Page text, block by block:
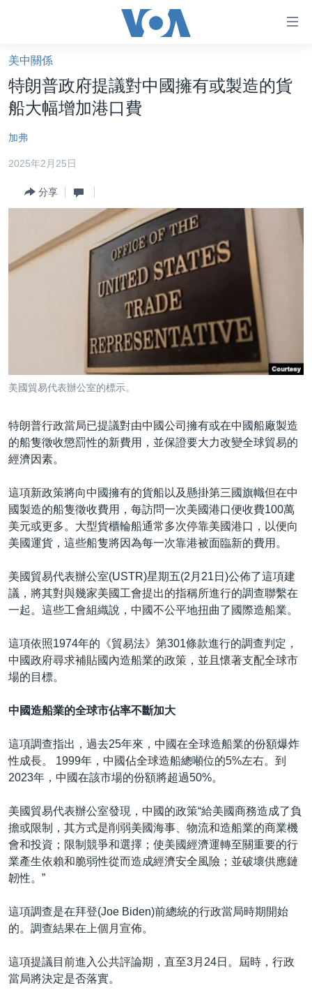
礙
鏈
接
跳
轉
內
航
美國大選2024
海外港人
揭謊頻道
美國
視頻
VOA 60秒 (國際)
美國專訊
YOUTUBE頻道
時事經緯
新聞音頻
港人港心
美國透視
建國史話
廣播節目表
國語
其他語言網站
美中關係
特朗普政府提議對中國擁有或製造的貨
船大幅增加港口費
加弗
2025年2月25日
分享
美國貿易代表辦公室的標示。
特朗普行政當局已提議對由中國公司擁有或在中國船廠製造
的船隻徵收懲罰性的新費用，並保證要大力改變全球貿易的
經濟因素。
這項新政策將向中國擁有的貨船以及懸掛第三國旗幟但在中
國製造的船隻徵收費用，每訪問一次美國港口便收費100萬
美元或更多。大型貨櫃輪船通常多次停靠美國港口，以便向
美國運貨，這些船隻將因為每一次靠港被面臨新的費用。
美國貿易代表辦公室(USTR)星期五(2月21日)公佈了這項建
議，將其對與幾家美國工會提出的指稱所進行的調查聯繫在
一起。這些工會組織說，中國不公平地扭曲了國際造船業。
這項依照1974年的《貿易法》第301條款進行的調查判定，
中國政府尋求補貼國內造船業的政策，並且懷著支配全球市
場的目標。
中國造船業的全球市佔率不斷加大
這項調查指出，過去25年來，中國在全球造船業的份額爆炸
性成長。 1999年，中國佔全球造船總噸位的5%左右。到
2023年，中國在該市場的份額將超過50%。
美國貿易代表辦公室發現，中國的政策“給美國商務造成了負
擔或限制，其方式是削弱美國海事、物流和造船業的商業機
會和投資；限制競爭和選擇；使美國經濟運轉至關重要的行
業產生依賴和脆弱性從而造成經濟安全風險；並破壞供應鏈
韌性。”
這項調查是在拜登(Joe Biden)前總統的行政當局時期開始
的。調查結果在上個月宣佈。
這項提議目前進入公共評論期，直至3月24日。屆時，行政
當局將決定是否落實。